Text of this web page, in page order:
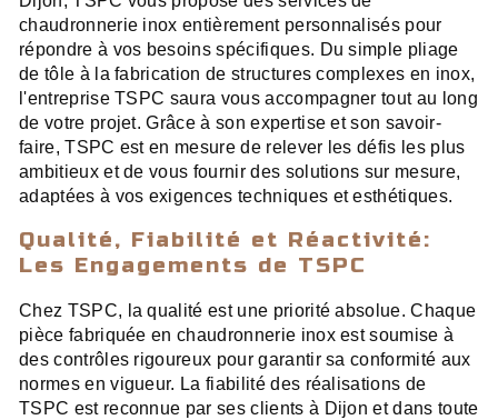
chaudronnerie inox entièrement personnalisés pour
répondre à vos besoins spécifiques. Du simple pliage
de tôle à la fabrication de structures complexes en inox,
l'entreprise TSPC saura vous accompagner tout au long
de votre projet. Grâce à son expertise et son savoir-
faire, TSPC est en mesure de relever les défis les plus
ambitieux et de vous fournir des solutions sur mesure,
adaptées à vos exigences techniques et esthétiques.
Qualité, Fiabilité et Réactivité:
Les Engagements de TSPC
Chez TSPC, la qualité est une priorité absolue. Chaque
pièce fabriquée en chaudronnerie inox est soumise à
des contrôles rigoureux pour garantir sa conformité aux
normes en vigueur. La fiabilité des réalisations de
TSPC est reconnue par ses clients à Dijon et dans toute